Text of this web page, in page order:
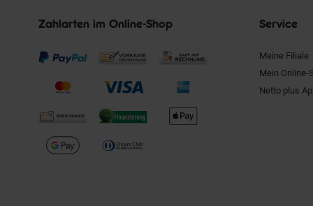
Zahlarten im Online-Shop Service
Meine Filiale
Mein Online-
Netto plus